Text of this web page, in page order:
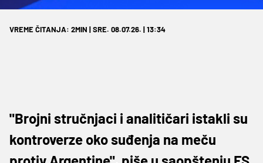
VREME ČITANJA: 2MIN | SRE. 08.07.26. | 13:34
"Brojni stručnjaci i analitičari istakli su
kontroverze oko suđenja na meču